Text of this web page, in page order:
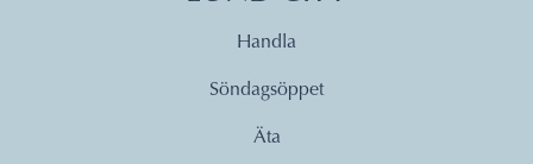
Handla
Söndagsöppet
Äta